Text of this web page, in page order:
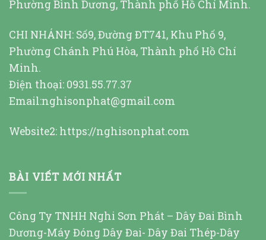
Phường Bình Dương, Thành phố Hồ Chí Minh.
CHI NHÁNH: Số9, Đường ĐT741, Khu Phố 9,
Phường Chánh Phú Hòa, Thành phố Hồ Chí
Minh.
Điện thoại: 0931.55.77.37
Email:nghisonphat@gmail.com
Website2: https://nghisonphat.com
BÀI VIẾT MỚI NHẤT
Công Ty TNHH Nghi Sơn Phát – Dây Đai Bình
Dương-Máy Đóng Dây Đai- Dây Đai Thép-Dây